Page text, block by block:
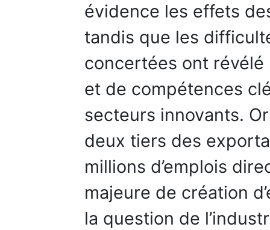
évidence les effets
tandis que les
concertées ont
et de compétences
secteurs innovants.
deux tiers des
millions d’emplois
majeure de création
la question de